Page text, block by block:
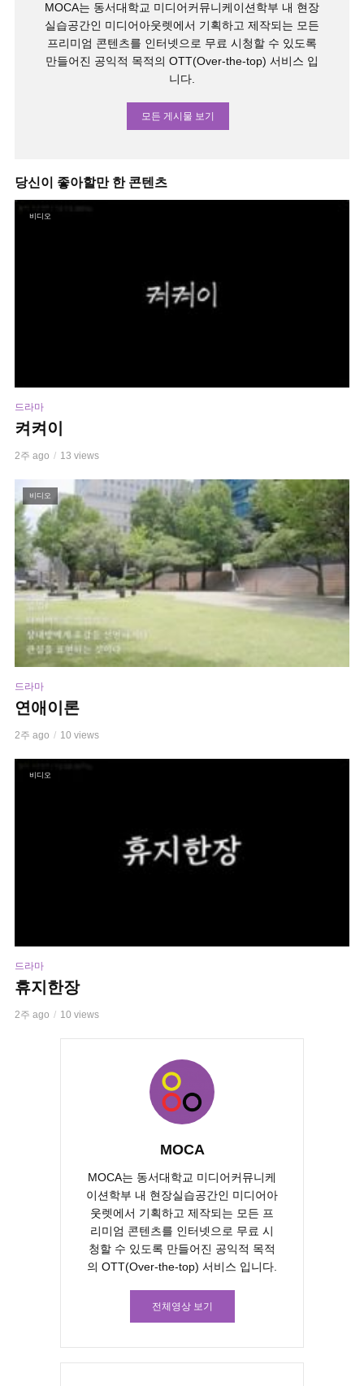
MOCA는 동서대학교 미디어커뮤니케이션학부 내 현장
실습공간인 미디어아웃렛에서 기획하고 제작되는 모든
프리미엄 콘텐츠를 인터넷으로 무료 시청할 수 있도록
만들어진 공익적 목적의 OTT(Over-the-top) 서비스 입
니다.
모든 게시물 보기
당신이 좋아할만 한 콘텐츠
비디오
드라마
켜켜이
2주 ago 13 views
비디오
드라마
연애이론
2주 ago 10 views
비디오
드라마
휴지한장
2주 ago 10 views
MOCA
MOCA는 동서대학교 미디어커뮤니케
이션학부 내 현장실습공간인 미디어아
웃렛에서 기획하고 제작되는 모든 프
리미엄 콘텐츠를 인터넷으로 무료 시
청할 수 있도록 만들어진 공익적 목적
의 OTT(Over-the-top) 서비스 입니다.
전체영상 보기